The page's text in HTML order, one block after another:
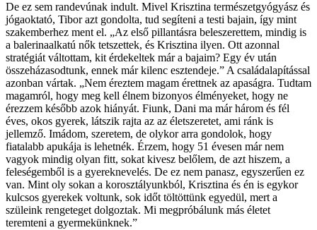
De ez sem randevúnak indult. Mivel Krisztina természetgyógyász és
jógaoktató, Tibor azt gondolta, tud segíteni a testi bajain, így mint
szakemberhez ment el. „Az első pillantásra beleszerettem, mindig is
a balerinaalkatú nők tetszettek, és Krisztina ilyen. Ott azonnal
stratégiát váltottam, kit érdekeltek már a bajaim? Egy év után
összeházasodtunk, ennek már kilenc esztendeje.” A családalapítással
azonban vártak. „Nem éreztem magam érettnek az apaságra. Tudtam
magamról, hogy meg kell élnem bizonyos élményeket, hogy ne
érezzem később azok hiányát. Fiunk, Dani ma már három és fél
éves, okos gyerek, látszik rajta az az életszeretet, ami ránk is
jellemző. Imádom, szeretem, de olykor arra gondolok, hogy
fiatalabb apukája is lehetnék. Érzem, hogy 51 évesen már nem
vagyok mindig olyan fitt, sokat kivesz belőlem, de azt hiszem, a
feleségemből is a gyereknevelés. De ez nem panasz, egyszerűen ez
van. Mint oly sokan a korosztályunkból, Krisztina és én is egykor
kulcsos gyerekek voltunk, sok időt töltöttünk egyedül, mert a
szüleink rengeteget dolgoztak. Mi megpróbálunk más életet
teremteni a gyermekünknek.”